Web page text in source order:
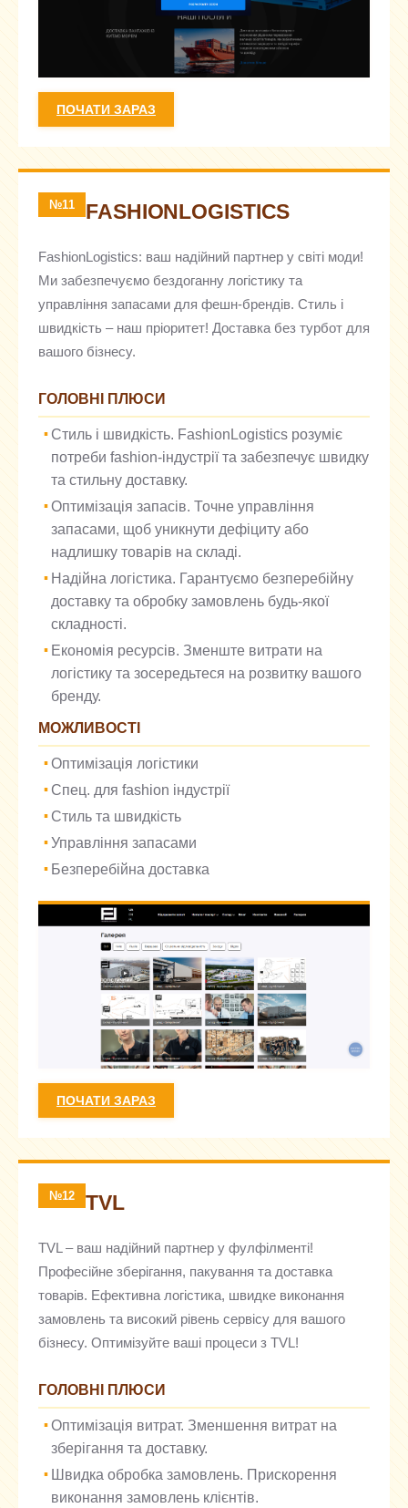
ПОЧАТИ ЗАРАЗ
№11 FASHIONLOGISTICS
FashionLogistics: ваш надійний партнер у світі моди!
Ми забезпечуємо бездоганну логістику та
управління запасами для фешн-брендів. Стиль і
швидкість – наш пріоритет! Доставка без турбот для
вашого бізнесу.
ГОЛОВНІ ПЛЮСИ
Стиль і швидкість. FashionLogistics розуміє
потреби fashion-індустрії та забезпечує швидку
та стильну доставку.
Оптимізація запасів. Точне управління
запасами, щоб уникнути дефіциту або
надлишку товарів на складі.
Надійна логістика. Гарантуємо безперебійну
доставку та обробку замовлень будь-якої
складності.
Економія ресурсів. Зменште витрати на
логістику та зосередьтеся на розвитку вашого
бренду.
МОЖЛИВОСТІ
Оптимізація логістики
Спец. для fashion індустрії
Стиль та швидкість
Управління запасами
Безперебійна доставка
ПОЧАТИ ЗАРАЗ
№12 TVL
TVL – ваш надійний партнер у фулфілменті!
Професійне зберігання, пакування та доставка
товарів. Ефективна логістика, швидке виконання
замовлень та високий рівень сервісу для вашого
бізнесу. Оптимізуйте ваші процеси з TVL!
ГОЛОВНІ ПЛЮСИ
Оптимізація витрат. Зменшення витрат на
зберігання та доставку.
Швидка обробка замовлень. Прискорення
виконання замовлень клієнтів.